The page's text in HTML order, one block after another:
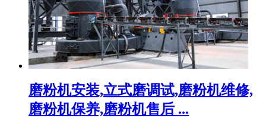
磨粉机安装,立式磨调试,磨粉机维修,
磨粉机保养,磨粉机售后 ...